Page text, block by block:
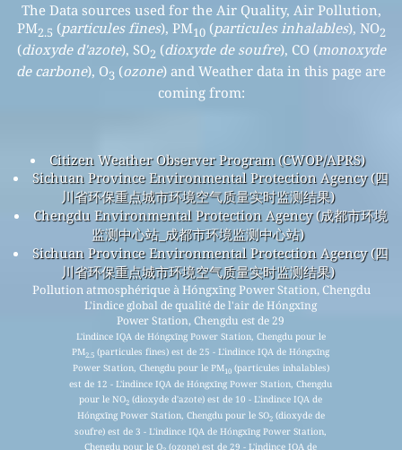
The Data sources used for the Air Quality, Air Pollution,
PM2.5 (particules fines), PM10(particules inhalables), NO2
(dioxyde d'azote), SO2 (dioxyde de soufre), CO (monoxyde
de carbone), O3 (ozone) and Weather data in this page are
coming from:
Citizen Weather Observer Program (CWOP/APRS)
Sichuan Province Environmental Protection Agency (四
川省环保重点城市环境空气质量实时监测结果)
Chengdu Environmental Protection Agency (成都市环境
监测中心站_成都市环境监测中心站)
Sichuan Province Environmental Protection Agency (四
川省环保重点城市环境空气质量实时监测结果)
Pollution atmosphérique à Hóngxīng Power Station, Chengdu
L'indice global de qualité de l'air de Hóngxīng
Power Station, Chengdu est de 29
L'indince IQA de Hóngxīng Power Station, Chengdu pour le
PM2.5 (particules fines) est de 25 - L'indince IQA de Hóngxīng
Power Station, Chengdu pour le PM10(particules inhalables)
est de 12 - L'indince IQA de Hóngxīng Power Station, Chengdu
pour le NO2 (dioxyde d'azote) est de 10 - L'indince IQA de
Hóngxīng Power Station, Chengdu pour le SO2(dioxyde de
soufre) est de 3 - L'indince IQA de Hóngxīng Power Station,
Chengdu pour le O (ozone) est de 29 - L'indince IQA de